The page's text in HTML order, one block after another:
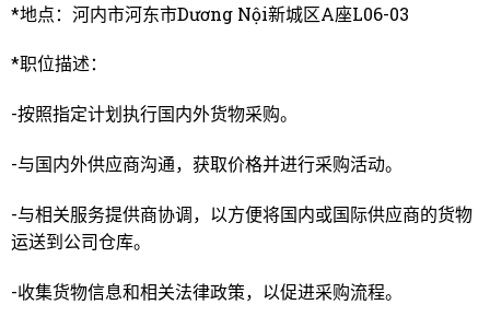
*地点：河内市河东市Dương Nội新城区A座L06-03
*职位描述：
-按照指定计划执行国内外货物采购。
-与国内外供应商沟通，获取价格并进行采购活动。
-与相关服务提供商协调，以方便将国内或国际供应商的货物
运送到公司仓库。
-收集货物信息和相关法律政策，以促进采购流程。